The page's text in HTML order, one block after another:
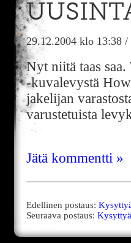
29.12.2004 klo 13:38 /
Nyt niitä taas
-kuvalevystä
jakelijan
varustetuista
Jätä kommentti »
Edellinen postaus:
Seuraava postaus: Kysyttyä